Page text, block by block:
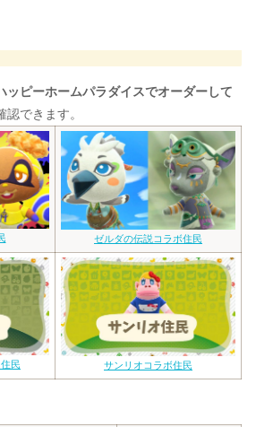
ッピーホームパラダイスでオーダーして
できます。
ゼルダの伝説コラボ住民
民 サンリオコラボ住民